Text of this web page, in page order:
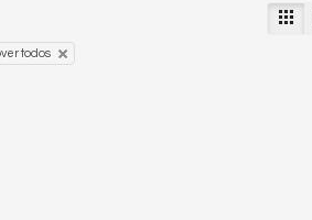
todos